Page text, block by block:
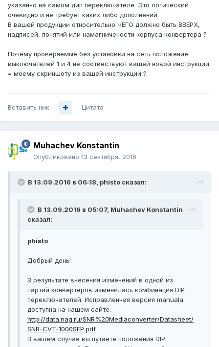
указанно на самом дип переключателе. Это логический
очевидно и не требует каких либо дополнений.
В вашей продукции относительно ЧЕГО должно быть ВВЕРХ,
надписей, понятий или намагничености корпуса конвертера ?
Почему проверяемые без установки на сеть положение
выключателей 1 и 4 не соотвествуют вашей новой инструкции
= моему скриншоту из вашей инструкции ?
Вставить ник Цитата
Muhachev Konstantin
Опубликовано 13 сентября, 2016
В 13.09.2016 в 06:18, phisto сказал:
В 13.09.2016 в 05:07, Muhachev Konstantin
сказал:
phisto
Добрый день!
В результате внесения изменений в одной из
партий конвертеров изменилась комбинация DIP
переключателей. Исправленная версия manuala
доступна на нашем сайте.
http://data.nag.ru/SNR%20Mediaconverter/Datasheet/
SNR-CVT-1000SFP.pdf
В вашем случае вы путаете положения DIP